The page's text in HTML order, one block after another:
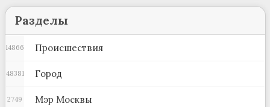
Разделы
Происшествия
14866
Город
48381
Мэр Москвы
2749